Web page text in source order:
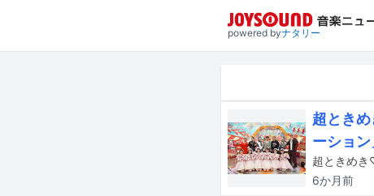
powered byナタリー
超とき
ーショ
6か月前